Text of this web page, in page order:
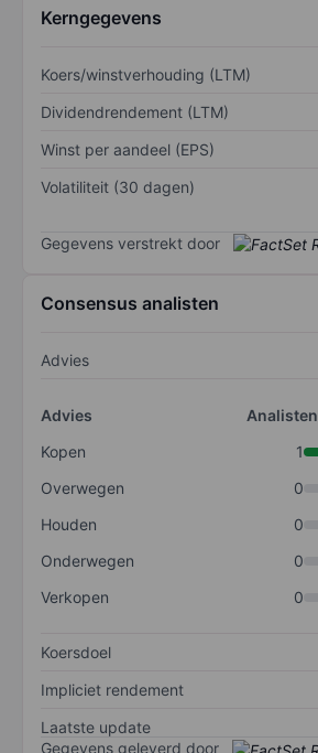
Kerngegevens
Koers/winstverhouding (LTM)
Dividendrendement (LTM)
Winst per aandeel (EPS)
Volatiliteit (30 dagen)
Gegevens verstrekt door
Consensus analisten
Advies
Advies
Analisten
Kopen
1
Overwegen
0
Houden
0
Onderwegen
0
Verkopen
0
Koersdoel
Impliciet rendement
Laatste update
Gegevens geleverd door